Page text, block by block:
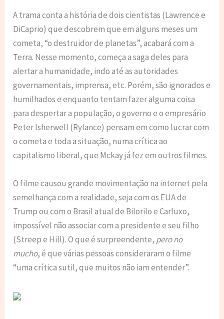
A trama conta a história de dois cientistas (Lawrence e
DiCaprio) que descobrem que em alguns meses um
cometa, “o destruidor de planetas”, acabará com a
Terra. Nesse momento, começa a saga deles para
alertar a humanidade, indo até as autoridades
governamentais, imprensa, etc. Porém, são ignorados e
humilhados e enquanto tentam fazer alguma coisa
para despertar a população, o governo e o empresário
Peter Isherwell (Rylance) pensam em como lucrar com
o cometa e toda a situação, numa crítica ao
capitalismo liberal, que Mckay já fez em outros filmes.
O filme causou grande movimentação na internet pela
semelhança com a realidade, seja com os EUA de
Trump ou com o Brasil atual de Bilorilo e Carluxo,
impossível não associar com a presidente e seu filho
(Streep e Hill). O que é surpreendente, pero no
mucho, é que várias pessoas consideraram o filme
“uma crítica sutil, que muitos não iam entender”.